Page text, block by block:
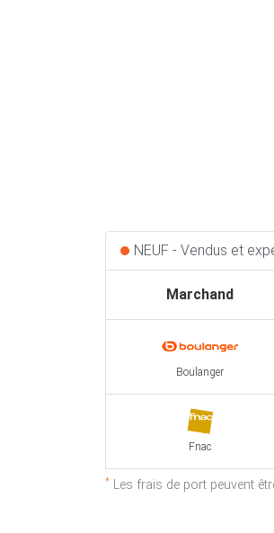
NEUF - Vendus et
Marchand
Boulanger
Fnac
* Les frais de port peuvent